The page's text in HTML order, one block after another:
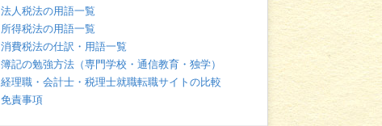
法人税法の用語一覧
所得税法の用語一覧
消費税法の仕訳・用語一覧
簿記の勉強方法（専門学校・通信教育・独学）
経理職・会計士・税理士就職転職サイトの比較
免責事項